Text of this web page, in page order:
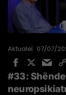
Aktuale 07/07/
#33: